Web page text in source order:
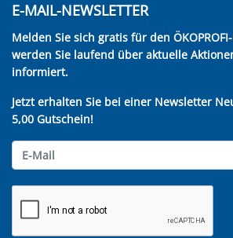
E-MAIL-NEWSLETTER
Melden Sie sich gratis für den
werden Sie laufend über aktuelle
informiert.
Jetzt erhalten Sie bei einer Newsletter
5,00 Gutschein!